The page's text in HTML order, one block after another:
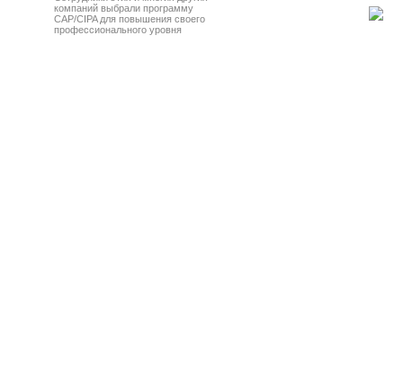
компаний выбрали программу
CAP/CIPA для повышения своего
профессионального уровня